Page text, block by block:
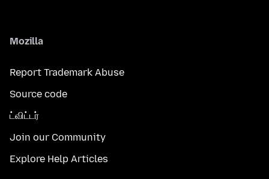
Mozilla
Report Trademark Abuse
Source code
ட்விட்டர்
Join our Community
Explore Help Articles